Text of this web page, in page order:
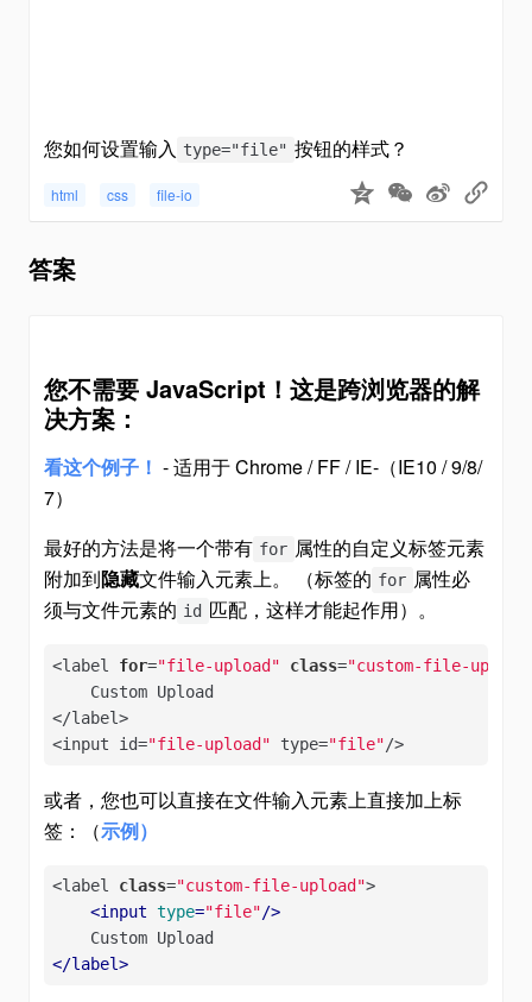
您如何设置输入 type="file" 按钮的样式？
html css file-io
答案
您不需要 JavaScript！这是跨浏览器的解
决方案：
看这个例子！ - 适用于 Chrome / FF / IE-（IE10 / 9/8/
7）
最好的方法是将一个带有 for 属性的自定义标签元素
附加到隐藏文件输入元素上。 （标签的 for 属性必
须与文件元素的 id 匹配，这样才能起作用）。
<label for="file-upload" class="custom-file-
    Custom Upload
</label>
<input id="file-upload" type="file"/>
或者，您也可以直接在文件输入元素上直接加上标
签：（示例）
<label class="custom-file-upload">
<input type="file"/>
</label>